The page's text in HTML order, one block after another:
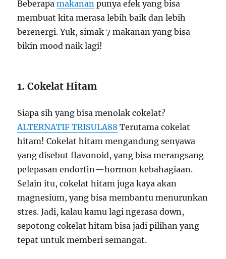
Beberapamakanan punya efek yang bisa
membuat kita merasa lebih baik dan lebih
berenergi. Yuk, simak 7 makanan yang bisa
bikin mood naik lagi!
1.Cokelat Hitam
Siapa sih yang bisa menolak cokelat?
ALTERNATIF TRISULA88 Terutama cokelat
hitam! Cokelat hitam mengandung senyawa
yang disebut flavonoid, yang bisa merangsang
pelepasan endorfin—hormon kebahagiaan.
Selain itu, cokelat hitam juga kaya akan
magnesium, yang bisa membantu menurunkan
stres. Jadi, kalau kamu lagi ngerasa down,
sepotong cokelat hitam bisa jadi pilihan yang
tepat untuk memberi semangat.